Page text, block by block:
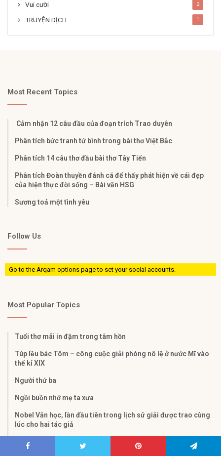
Vui cười 2
TRUYỆN DỊCH 1
Most Recent Topics
Cảm nhận 12 câu đầu của đoạn trích Trao duyên
Phân tích bức tranh tứ bình trong bài thơ Việt Bắc
Phân tích 14 câu thơ đầu bài thơ Tây Tiến
Phân tích Đoàn thuyền đánh cá để thấy phát hiện về cái đẹp
của hiện thực đời sống – Bài văn HSG
Sương toả một tình yêu
Follow Us
Go to the Arqam options page to set your social accounts.
Most Popular Topics
Tuổi thơ mãi in đậm trong tâm hồn
Túp lều bác Tôm – công cuộc giải phóng nô lệ ở nước Mĩ vào
thế kỉ XIX
Người thứ ba
Ngồi buồn nhớ mẹ ta xưa
Nobel Văn học, lần đầu tiên trong lịch sử giải được trao cùng
lúc cho hai tác giả
Truyện cổ Grimm Cừu non và cá con